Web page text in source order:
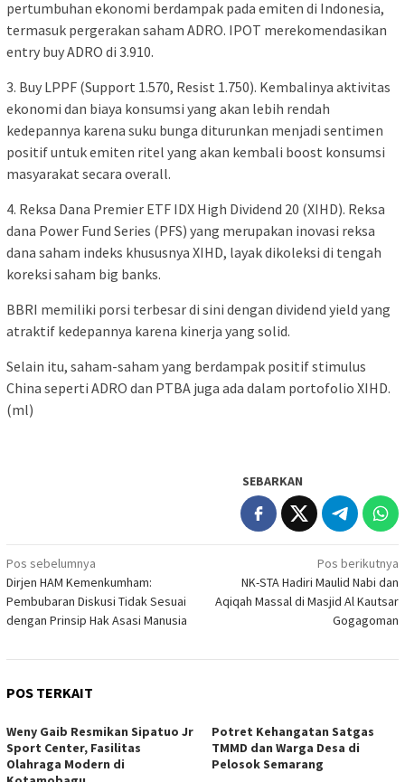
pertumbuhan ekonomi berdampak pada emiten di Indonesia,
termasuk pergerakan saham ADRO. IPOT merekomendasikan
entry buy ADRO di 3.910.
3. Buy LPPF (Support 1.570, Resist 1.750). Kembalinya aktivitas
ekonomi dan biaya konsumsi yang akan lebih rendah
kedepannya karena suku bunga diturunkan menjadi sentimen
positif untuk emiten ritel yang akan kembali boost konsumsi
masyarakat secara overall.
4. Reksa Dana Premier ETF IDX High Dividend 20 (XIHD). Reksa
dana Power Fund Series (PFS) yang merupakan inovasi reksa
dana saham indeks khususnya XIHD, layak dikoleksi di tengah
koreksi saham big banks.
BBRI memiliki porsi terbesar di sini dengan dividend yield yang
atraktif kedepannya karena kinerja yang solid.
Selain itu, saham-saham yang berdampak positif stimulus
China seperti ADRO dan PTBA juga ada dalam portofolio XIHD.
(ml)
SEBARKAN
Navigasi
pos
Pos sebelumnya
Dirjen HAM Kemenkumham:
Pembubaran Diskusi Tidak Sesuai
dengan Prinsip Hak Asasi Manusia
Pos berikutnya
NK-STA Hadiri Maulid Nabi dan
Aqiqah Massal di Masjid Al Kautsar
Gogagoman
POS TERKAIT
Weny Gaib Resmikan Sipatuo Jr
Sport Center, Fasilitas
Olahraga Modern di
Potret Kehangatan Satgas
TMMD dan Warga Desa di
Pelosok Semarang